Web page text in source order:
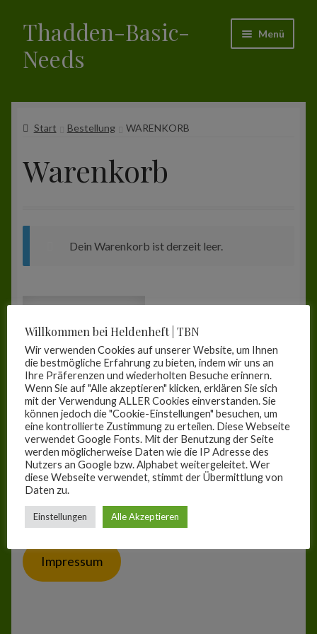
Zur
Navigation
springen
Zum
Inhalt
springen
Thadden-Basic-
Needs
Menü
Das ist Thadden-Basic-Needs (TBN)
Shop
Allgemeine Geschäftsbedingungen
Zur Kasse
Mein Konto
Start Bestellung WARENKORB
Warenkorb
Dein Warenkorb ist derzeit leer.
Suchen
Suchen
Impressum
Willkommen bei Heldenheft | TBN
Wir verwenden Cookies auf unserer Website, um Ihnen
die bestmögliche Erfahrung zu bieten, indem wir uns an
Ihre Präferenzen und wiederholten Besuche erinnern.
Wenn Sie auf "Alle akzeptieren" klicken, erklären Sie sich
mit der Verwendung ALLER Cookies einverstanden. Sie
können jedoch die "Cookie-Einstellungen" besuchen, um
eine kontrollierte Zustimmung zu erteilen. Diese Webseite
verwendet Google Fonts. Mit der Benutzung der Seite
werden möglicherweise Daten wie die IP Adresse des
Nutzers an Google bzw. Alphabet weitergeleitet. Wer
diese Webseite verwendet, stimmt der Übermittlung von
Daten zu.
Einstellungen Alle Akzeptieren